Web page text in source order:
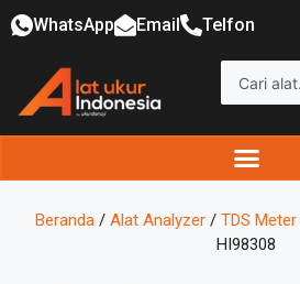
WhatsApp Email Telfon
Beranda / Alat Analyzer / TDS Meter
HI98308